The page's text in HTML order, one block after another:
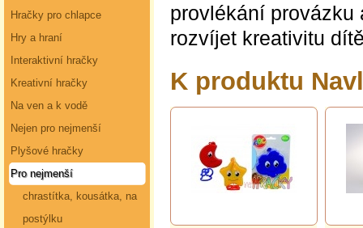
Hračky pro chlapce
Hry a hraní
Interaktivní hračky
Kreativní hračky
Na ven a k vodě
Nejen pro nejmenší
Plyšové hračky
Pro nejmenší
chrastítka, kousátka, na
postýlku
provlékání
rozvíjet kreativitu
K produktu